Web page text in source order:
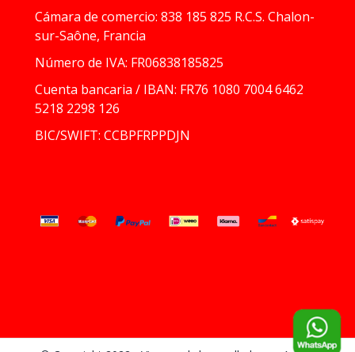
Cámara de comercio: 838 185 825 R.C.S. Chalon-
sur-Saône, Francia
Número de IVA: FR06838185825
Cuenta bancaria / IBAN: FR76 1080 7004 6462
5218 2298 126
BIC/SWIFT: CCBPFRPPDJN